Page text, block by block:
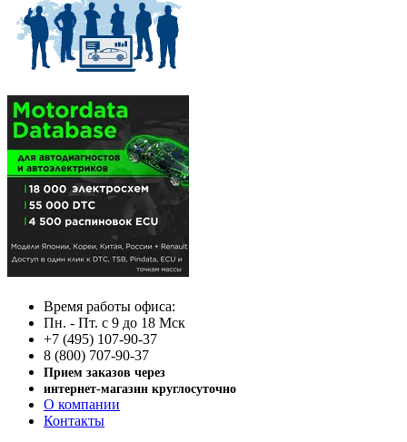
Время работы офиса:
Пн. - Пт. с 9 до 18 Мск
+7 (495) 107-90-37
8 (800) 707-90-37
Прием заказов через
интернет-магазин круглосуточно
О компании
Контакты